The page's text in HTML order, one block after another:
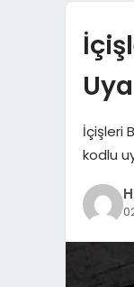
İçişleri
kodlu